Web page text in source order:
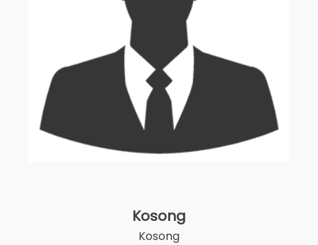
Kosong
Kosong